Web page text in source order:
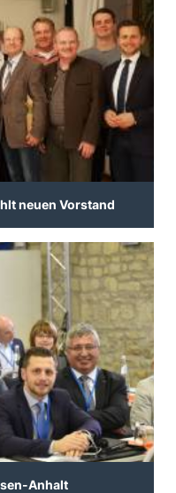
neuen Vorstand
Anhalt